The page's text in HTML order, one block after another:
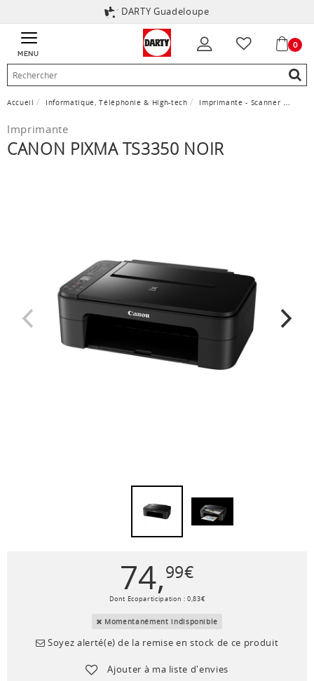
DARTY Guadeloupe
MENU
0
Accueil Informatique, Téléphonie & High-tech Imprimante - Scanner
Imprimante
CANON PIXMA TS3350 NOIR
74,99€
Dont Ecoparticipation :0,83€
Momentanément indisponible
Soyez alerté(e) de la remise en stock de ce produit
Ajouter à ma liste d'envies